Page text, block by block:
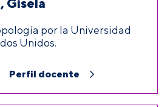
por la Universidad
Unidos.
Perfil docente